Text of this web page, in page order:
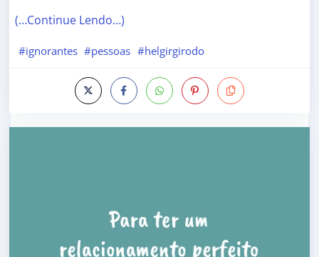
(…Continue Lendo…)
#ignorantes #pessoas #helgirgirodo